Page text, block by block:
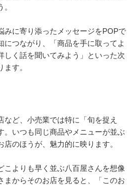
みに寄り添ったメッセージをPOPで
につながり、「商品を手に取ってよ
しく話を聞いてみよう」といった次
す。
など、小売業では特に「旬を捉え
。いつも同じ商品やメニューが並ぶ
のほうが、魅力的に映ります。
こよりも早く並ぶ八百屋さんを想像
まからそのお店を見ると、「このお